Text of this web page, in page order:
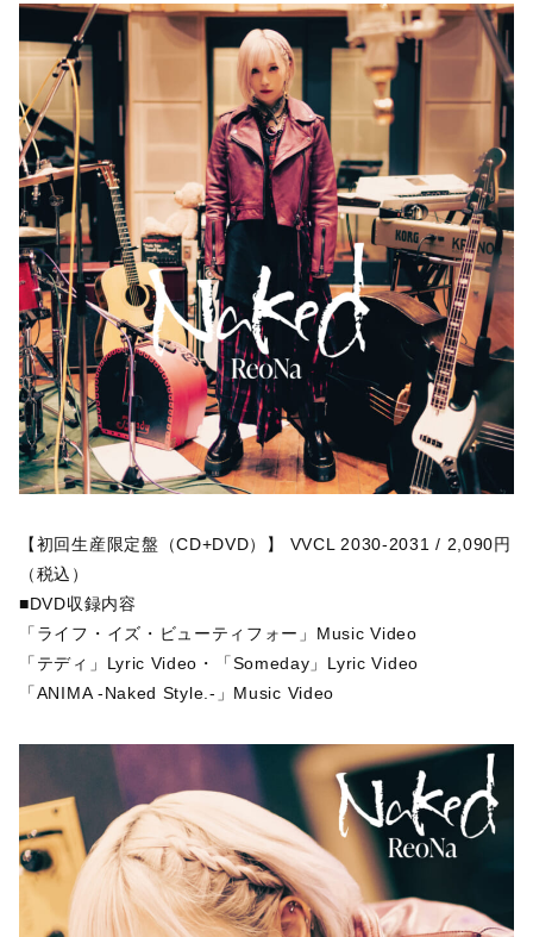
【初回生産限定盤（CD+DVD）】 VVCL 2030-2031 / 2,090円
（税込）
■DVD収録内容
「ライフ・イズ・ビューティフォー」Music Video
「テディ」Lyric Video・「Someday」Lyric Video
「ANIMA -Naked Style.-」Music Video